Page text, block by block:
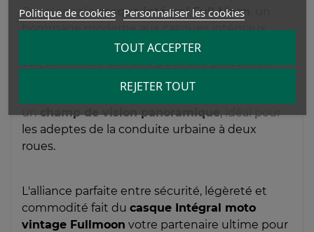
Découvrez lecasque intégral Full Moon
hommage moderne aux casques intégraux
emblématiques des années 60, conçu avec une
coque en fibre de verre pour une protection
accrue et une mentonnière profilée pour une
sécurité optimale. Sa conception unique offre
unchamp de vision panoramique, idéal pour
les adeptes de la conduite urbaine à deux
roues.
L'alliance parfaite entre sécurité, légèreté et
commodité fait du casque Intégral moto
vintage Fullmoon votre partenaire ultime pour
Politique de cookies Personnaliser les cookies
REJETER TOUT
TOUT ACCEPTER